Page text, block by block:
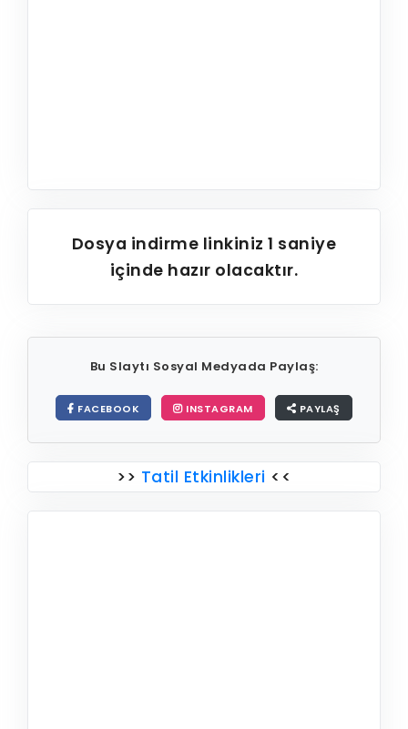
Dosya indirme linkiniz1 saniye
içinde hazır olacaktır.
Bu Slaytı Sosyal Medyada Paylaş:
FACEBOOK INSTAGRAM PAYLAŞ
>> Tatil Etkinlikleri <<